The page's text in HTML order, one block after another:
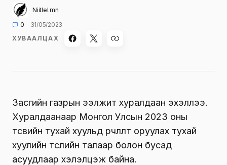
Niitlel.mn
0
31/05/2023
ХУВААЛЦАХ
Засгийн газрын ээлжит хуралдаан эхэллээ.
Хуралдаанаар Монгол Улсын 2023 оны
төсвийн тухай хуульд өөрчлөлт оруулах тухай
хуулийн төслийн талаар болон бусад
асуудлаар хэлэлцэж байна.